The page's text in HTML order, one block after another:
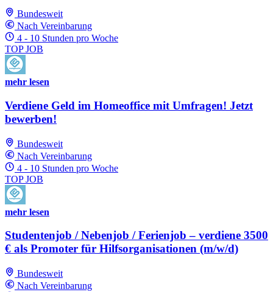
Bundesweit
Nach Vereinbarung
4 - 10 Stunden pro Woche
TOP JOB
mehr lesen
Verdiene Geld im Homeoffice mit Umfragen! Jetzt
bewerben!
Bundesweit
Nach Vereinbarung
4 - 10 Stunden pro Woche
TOP JOB
mehr lesen
Studentenjob / Nebenjob / Ferienjob – verdiene 3500
€ als Promoter für Hilfsorganisationen (m/w/d)
Bundesweit
Nach Vereinbarung